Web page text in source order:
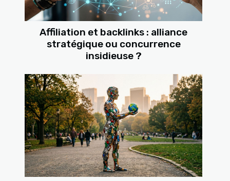
Affiliation et backlinks : alliance
stratégique ou concurrence
insidieuse ?